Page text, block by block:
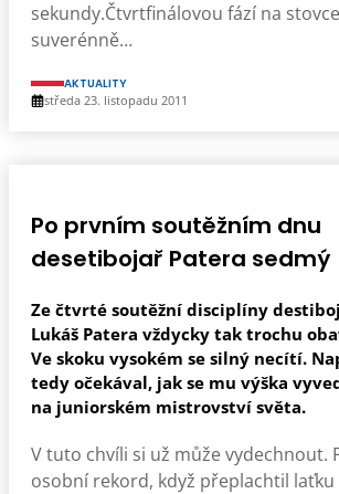
sekundy.Čtvrtfinálovou fází na
suverénně…
AKTUALITY
středa 23. listopadu 2011
Po prvním soutěžním dnu
desetibojař Patera sedmý
Ze čtvrté soutěžní disciplíny
Lukáš Patera vždycky tak trochu
Ve skoku vysokém se silný necítí.
tedy očekával, jak se mu výška
na juniorském mistrovství světa.
V tuto chvíli si už může vydechnout.
osobní rekord, když přeplachtil laťku